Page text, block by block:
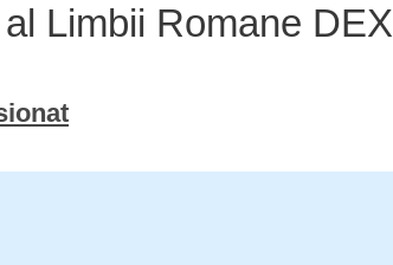
Limbii Romane DEX